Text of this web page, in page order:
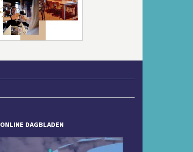
ONLINE DAGBLADEN